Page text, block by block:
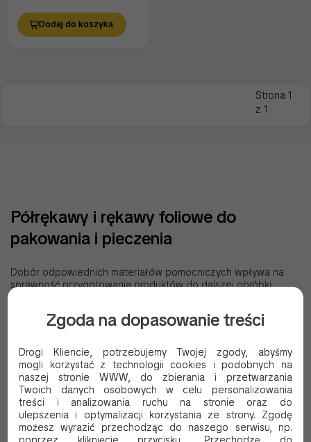
Dodaj do koszyka
Strona 1
z 1
Półrękawy i rękawy foliowe do
pakowania i pieczenia
Dobór odpowiednich materiałów pomocniczych wpływa na
sprawność przygotowania produktów do dalszej obróbki,
do rodzaju wyrobu i sposobu pracy. Starannie dobrane
różnych wymiarach i wspierają lepszą organizację
stanowiska. Rękawy foliowe pomagają usprawnić
zabezpieczanie żywności oraz przygotowanie asortymentu do
wydania. Rozwiązania dostępne w ofercie IKA Albrecht
pozwalają dobrać wariant do potrzeb gastronomii, handlu i
zaplecza produkcyjnego.
Jakie cechy decydują o ich przydatności w codziennej pracy?
Zgoda na dopasowanie treści
Drogi Kliencie, potrzebujemy Twojej zgody, abyśmy
mogli korzystać z technologii cookies i podobnych na
naszej stronie WWW, do zbierania i przetwarzania
Twoich danych osobowych w celu personalizowania
treści i analizowania ruchu na stronie oraz do
ulepszenia i optymalizacji korzystania ze strony. Zgodę
możesz wyrazić przechodząc do naszego serwisu, np.